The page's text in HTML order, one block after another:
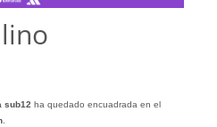
sub12ha quedado encuadrada en el
.